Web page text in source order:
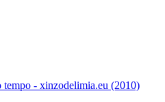
tempo - xinzodelimia.eu (2010)